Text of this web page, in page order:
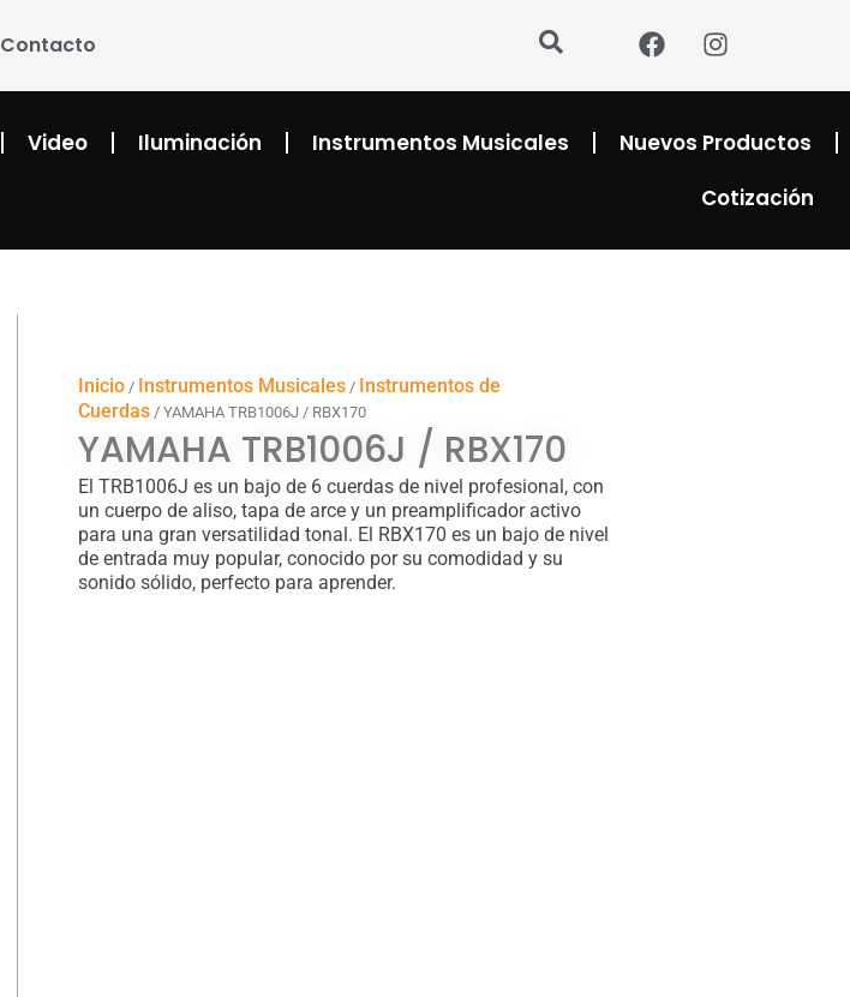
Contacto
F
a
b
I
n
a
r
a
Video Iluminación Instrumentos Musicales
Nuevos Productos
Cotización
Inicio/ Instrumentos Musicales/ Instrumentos de
Cuerdas/ YAMAHA TRB1006J / RBX170
YAMAHA TRB1006J / RBX170
El TRB1006J es un bajo de 6 cuerdas de nivel profesional, con
un cuerpo de aliso, tapa de arce y un preamplificador activo
para una gran versatilidad tonal. El RBX170 es un bajo de nivel
de entrada muy popular, conocido por su comodidad y su
sonido sólido, perfecto para aprender.